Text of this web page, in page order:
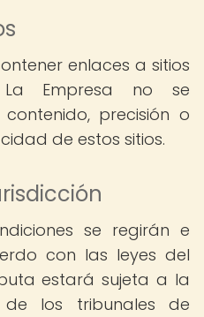
enlaces a sitios
Empresa no se
precisión o
de estos sitios.
se regirán e
con las leyes del
estará sujeta a la
de los tribunales de